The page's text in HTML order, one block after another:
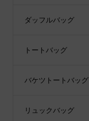
ダッフルバッグ
トートバッグ
バケツトートバッグ
リュックバッグ